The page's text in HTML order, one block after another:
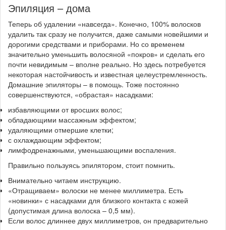
Эпиляция – дома
Теперь об удалении «навсегда». Конечно, 100% волосков
удалить так сразу не получится, даже самыми новейшими и
дорогими средствами и приборами. Но со временем
значительно уменьшить волосяной «покров» и сделать его
почти невидимым – вполне реально. Но здесь потребуется
некоторая настойчивость и известная целеустремленность.
Домашние эпиляторы – в помощь. Тоже постоянно
совершенствуются, «обрастая» насадками:
избавляющими от вросших волос;
обладающими массажным эффектом;
удаляющими отмершие клетки;
с охлаждающим эффектом;
лимфодренажными, уменьшающими воспаления.
Правильно пользуясь эпилятором, стоит помнить.
Внимательно читаем инструкцию.
«Отращиваем» волоски не менее миллиметра. Есть
«новинки» с насадками для близкого контакта с кожей
(допустимая длина волоска – 0,5 мм).
Если волос длиннее двух миллиметров, он предварительно